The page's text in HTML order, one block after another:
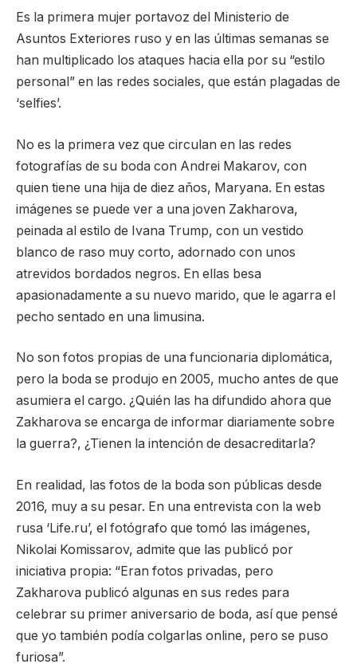
Es la primera mujer portavoz del Ministerio de
Asuntos Exteriores ruso y en las últimas semanas se
han multiplicado los ataques hacia ella por su “estilo
personal” en las redes sociales, que están plagadas de
‘selfies’.
No es la primera vez que circulan en las redes
fotografías de su boda con Andrei Makarov, con
quien tiene una hija de diez años, Maryana. En estas
imágenes se puede ver a una joven Zakharova,
peinada al estilo de Ivana Trump, con un vestido
blanco de raso muy corto, adornado con unos
atrevidos bordados negros. En ellas besa
apasionadamente a su nuevo marido, que le agarra el
pecho sentado en una limusina.
No son fotos propias de una funcionaria diplomática,
pero la boda se produjo en 2005, mucho antes de que
asumiera el cargo. ¿Quién las ha difundido ahora que
Zakharova se encarga de informar diariamente sobre
la guerra?, ¿Tienen la intención de desacreditarla?
En realidad, las fotos de la boda son públicas desde
2016, muy a su pesar. En una entrevista con la web
rusa ‘Life.ru’, el fotógrafo que tomó las imágenes,
Nikolai Komissarov, admite que las publicó por
iniciativa propia: “Eran fotos privadas, pero
Zakharova publicó algunas en sus redes para
celebrar su primer aniversario de boda, así que pensé
que yo también podía colgarlas online, pero se puso
furiosa”.